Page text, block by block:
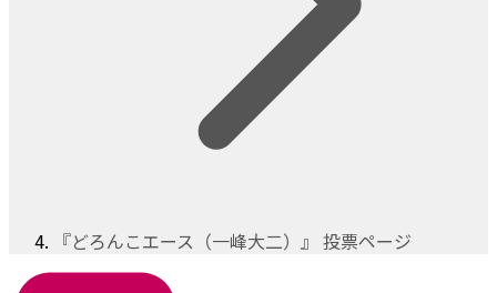
『どろんこエース（一峰大二）』 投票ページ